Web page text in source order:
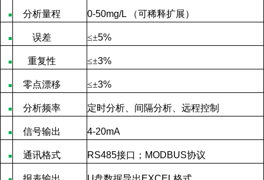
■ 分析量程 0-50mg/L （可稀释扩展）
■ 误差 ≤±5%
■ 重复性 ≤±3%
■ 零点漂移 ≤±3%
■ 分析频率 定时分析、间隔分析、远程控制
■ 信号输出 4-20mA
■ 通讯格式 RS485接口； MODBUS协议